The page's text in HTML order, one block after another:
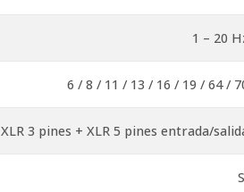
1 – 20
6 / 8 / 11 / 13 / 16 / 19 / 64 /
XLR 3 pines + XLR 5 pines entrada/